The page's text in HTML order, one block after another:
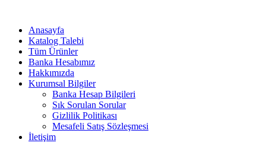
Anasayfa
Katalog Talebi
Tüm Ürünler
Banka Hesabımız
Hakkımızda
Kurumsal Bilgiler
Banka Hesap Bilgileri
Sık Sorulan Sorular
Gizlilik Politikası
Mesafeli Satış Sözleşmesi
İletişim